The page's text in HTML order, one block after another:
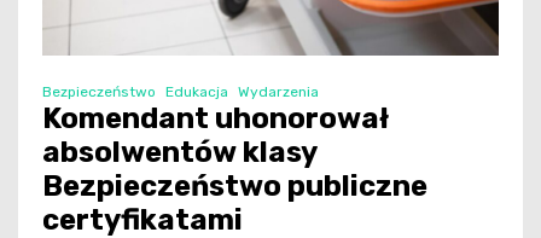
Bezpieczeństwo Edukacja Wydarzenia
Komendant uhonorował
absolwentów klasy
Bezpieczeństwo publiczne
certyfikatami